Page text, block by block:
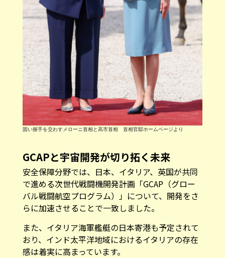
固い握手を交わすメローニ首相と高市首相 首相官邸ホームページより
GCAPと宇宙開発が切り拓く未来
安全保障分野では、日本、イタリア、英国が共同
で進める次世代戦闘機開発計画「GCAP（グロー
バル戦闘航空プログラム）」について、開発をさ
らに加速させることで一致しました。
また、イタリア海軍艦艇の日本寄港も予定されて
おり、インド太平洋地域におけるイタリアの存在
感は着実に高まっています。